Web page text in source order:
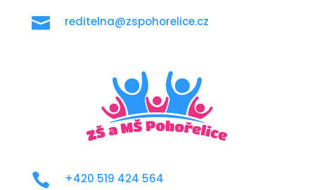
 reditelna@zspohorelice.cz
 +420 519 424 564